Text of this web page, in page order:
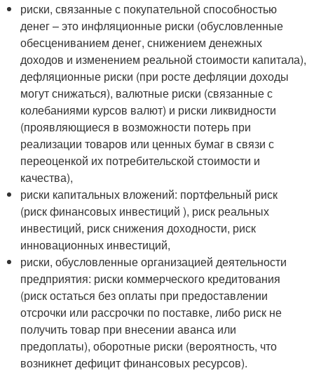
риски, связанные с покупательной способностью
денег – это инфляционные риски (обусловленные
обесцениванием денег, снижением денежных
доходов и изменением реальной стоимости капитала),
дефляционные риски (при росте дефляции доходы
могут снижаться), валютные риски (связанные с
колебаниями курсов валют) и риски ликвидности
(проявляющиеся в возможности потерь при
реализации товаров или ценных бумаг в связи с
переоценкой их потребительской стоимости и
качества),
риски капитальных вложений: портфельный риск
(риск финансовых инвестиций ), риск реальных
инвестиций, риск снижения доходности, риск
инновационных инвестиций,
риски, обусловленные организацией деятельности
предприятия: риски коммерческого кредитования
(риск остаться без оплаты при предоставлении
отсрочки или рассрочки по поставке, либо риск не
получить товар при внесении аванса или
предоплаты), оборотные риски (вероятность, что
возникнет дефицит финансовых ресурсов).